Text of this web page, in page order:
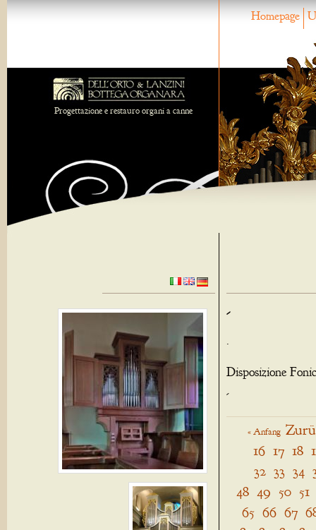
Homepage
Progettazione e restauro organi a canne
-
.
Disposizione
-
« Anfang
16 17 18
32 33 34
48 49 50 51
65 66 67